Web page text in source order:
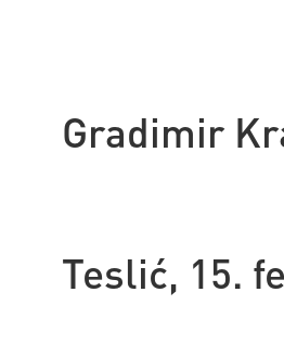
Gradimir
Teslić, 15.